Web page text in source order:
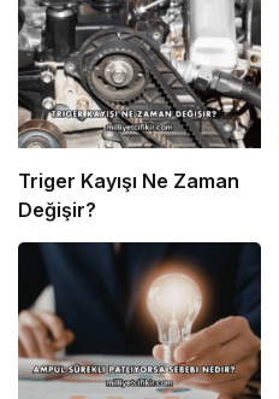
Triger Kayışı Ne Zaman
Değişir?